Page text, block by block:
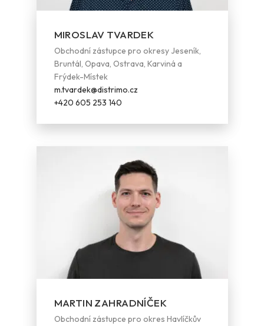
MIROSLAV TVARDEK
Obchodní zástupce pro okresy Jeseník,
Bruntál, Opava, Ostrava, Karviná a
Frýdek-Místek
m.tvardek@distrimo.cz
+420 605 253 140
MARTIN ZAHRADNÍČEK
Obchodní zástupce pro okres Havlíčkův